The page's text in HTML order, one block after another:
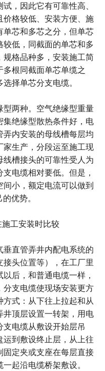
，因此它有可靠性高、
格较低、安装方便、施
芯和多芯之分，但单芯
低，同截面的单芯和多
格品种多，安装施工简
根同截面单芯单缆之
择单芯分支电缆。
两种。空气绝缘型重量
绝缘型散热条件好，电
内安装的母线槽每层均
生产，分段运至施工现
槽接头的可靠性受人为
电缆相对要低。但是，
小，额定电流可以做到
优势。
工安装时比较
直管弄井内配电系统的
头位置等），在工厂里
后，和普通电缆一样，
支电缆使现场安装更方
式：从下往上拉起和从
顶层设置一转架，用电
电缆从敷设开始层吊
到敷设终止层，从上往
定夹或支座在每层直接
起沿电缆桥架敷设。